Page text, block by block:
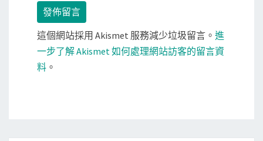
這個網站採用 Akismet 服務減少垃圾留言。 進
一步了解 Akismet 如何處理網站訪客的留言資
料 。